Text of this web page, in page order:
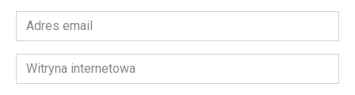
Adres
email
*Witryna
internetowa